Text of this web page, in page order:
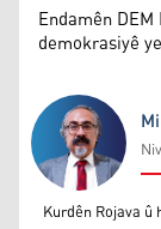
Endamên
demokrasiyê ye
Mihemed Eli
Kurdên Rojava